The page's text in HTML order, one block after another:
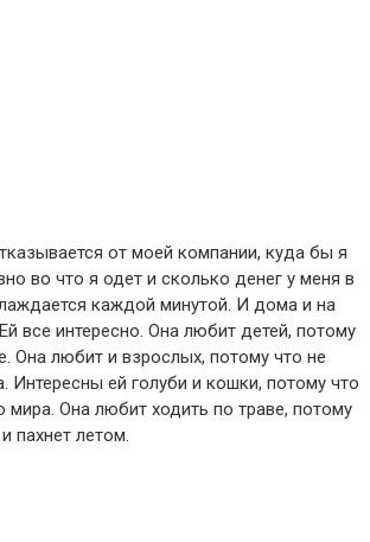
от моей компании, куда бы я
во что я одет и сколько денег у меня в
каждой минутой. И дома и на
все интересно. Она любит детей, потому
Она любит и взрослых, потому что не
Интересны ей голуби и кошки, потому что
мира. Она любит ходить по траве, потому
пахнет летом.